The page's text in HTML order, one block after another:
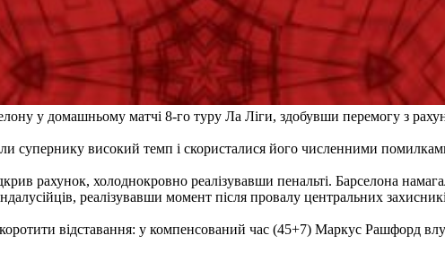
у домашньому матчі 8-го туру Ла Ліги, здобувши перемогу з
супернику високий темп і скористалися його численними
рахунок, холоднокровно реалізувавши пенальті. Барселона
реалізувавши момент після провалу центральних
відставання: у компенсований час (45+7) Маркус Рашфорд